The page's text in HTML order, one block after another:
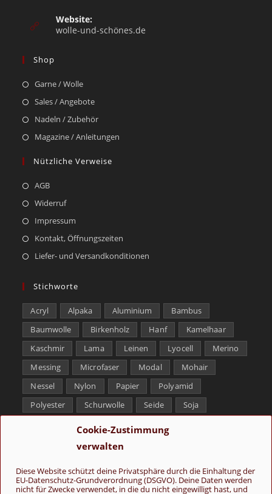
Cookie-Zustimmung
verwalten
Diese Website schützt deine Privatsphäre durch die Einhaltung der
EU-Datenschutz-Grundverordnung (DSGVO). Deine Daten werden
nicht für Zwecke verwendet, in die du nicht eingewilligt hast, und
Website:
wolle-und-schönes.de
Shop
Garne / Wolle
Sales / Angebote
Nadeln / Zubehör
Magazine / Anleitungen
Nützliche Verweise
AGB
Widerruf
Impressum
Kontakt, Öffnungszeiten
Liefer- und Versandkonditionen
Stichworte
Acryl Alpaka Aluminium
Bambus
Baumwolle
Birkenholz Hanf
Kamelhaar
Kaschmir
Lama Leinen Lyocell
Merino
Messing
Microfaser Modal
Mohair
Nessel
Nylon Papier
Polyamid
Polyester
Schurwolle Seide
Soja
Tencel
Yak
Folge uns